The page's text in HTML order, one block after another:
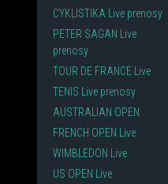
CYKLISTIKA Live prenosy
PETER SAGAN Live
prenosy
TOUR DE FRANCE Live
TENIS Live prenosy
AUSTRALIAN OPEN
FRENCH OPEN Live
WIMBLEDON Live
US OPEN Live